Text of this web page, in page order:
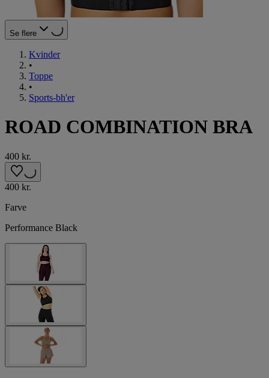
Se flere
Kvinder
•
Toppe
•
Sports-bh'er
ROAD COMBINATION BRA
400 kr.
400 kr.
Farve
Performance Black